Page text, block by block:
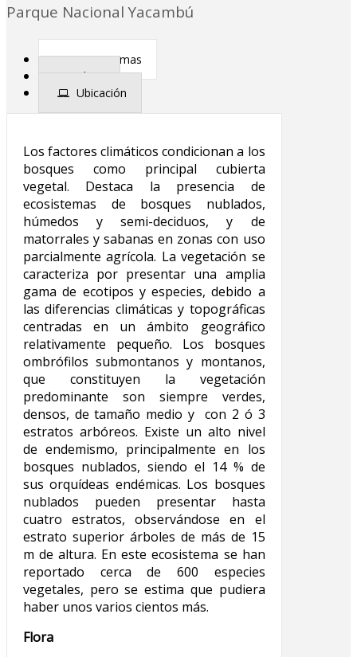
Parque Nacional Yacambú
Ecosistemas
Clima
Ubicación
Los factores climáticos condicionan a los
bosques como principal cubierta
vegetal. Destaca la presencia de
ecosistemas de bosques nublados,
húmedos y semi-deciduos, y de
matorrales y sabanas en zonas con uso
parcialmente agrícola. La vegetación se
caracteriza por presentar una amplia
gama de ecotipos y especies, debido a
las diferencias climáticas y topográficas
centradas en un ámbito geográfico
relativamente pequeño. Los bosques
ombrófilos submontanos y montanos,
que constituyen la vegetación
predominante son siempre verdes,
densos, de tamaño medio y con 2 ó 3
estratos arbóreos. Existe un alto nivel
de endemismo, principalmente en los
bosques nublados, siendo el 14 % de
sus orquídeas endémicas. Los bosques
nublados pueden presentar hasta
cuatro estratos, observándose en el
estrato superior árboles de más de 15
m de altura. En este ecosistema se han
reportado cerca de 600 especies
vegetales, pero se estima que pudiera
haber unos varios cientos más.
Flora